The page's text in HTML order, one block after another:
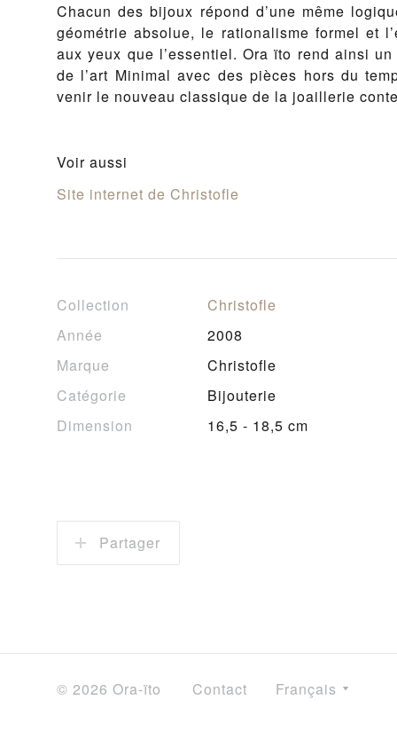
Cha­cun des bi­joux répond d’une même
géométrie ab­solue, le ra­tio­n­al­isme formel et
aux yeux que l’es­sen­tiel. Ora ïto rend ain­si
de l’art Min­i­mal avec des pièces hors du
venir le nou­veau clas­sique de la joail­lerie
Voir aussi
Site internet de Christofle
Collection
Christofle
Année
2008
Marque
Christofle
Catégorie
Bijouterie
Dimension
16,5 - 18,5 cm
Partager
© 2026 Ora-ïto Contact Français